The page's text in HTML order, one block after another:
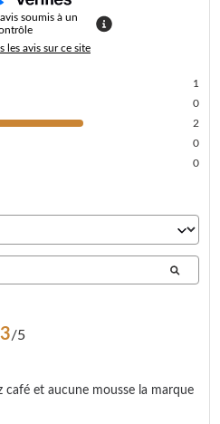
avis soumis à un
les avis sur ce site
1
0
2
0
0
3/5
café et aucune mousse la marque